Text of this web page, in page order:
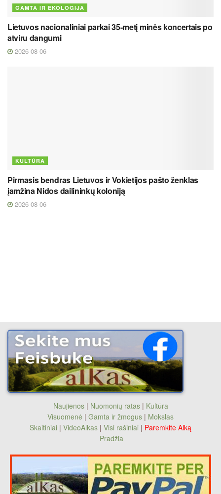
GAMTA IR EKOLOGIJA
Lietuvos nacionaliniai parkai 35-metį minės koncertais po
atviru dangumi
2026 08 06
KULTŪRA
Pirmasis bendras Lietuvos ir Vokietijos pašto ženklas
įamžina Nidos dailininkų koloniją
2026 08 06
Naujienos| Nuomonių ratas| Kultūra
Visuomenė | Gamta ir žmogus | Mokslas
Skaitiniai | VideoAlkas | Visi rašiniai | Paremkite Alką
Pradžia